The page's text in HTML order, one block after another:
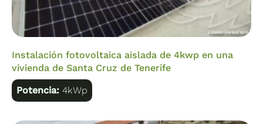
Instalación fotovoltaica aislada de 4kwp en una
vivienda de Santa Cruz de Tenerife
Potencia:4kWp